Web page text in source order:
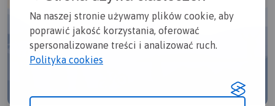
Na naszej stronie używamy plików cookie, aby
poprawić jakość korzystania, oferować
spersonalizowane treści i analizować ruch.
Polityka cookies